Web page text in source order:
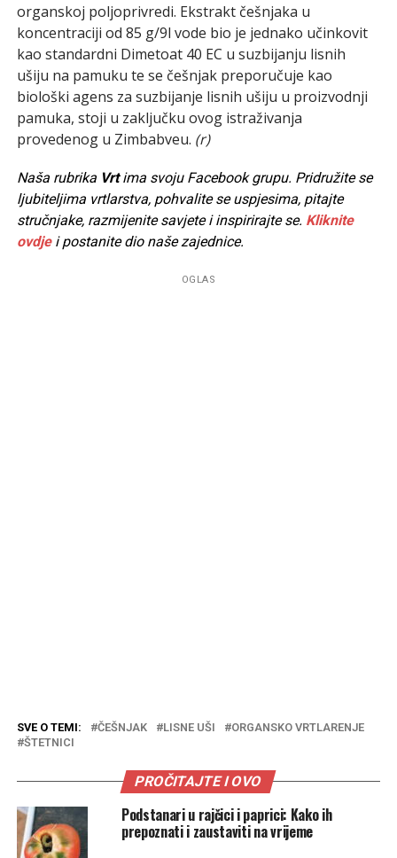
organskoj poljoprivredi. Ekstrakt češnjaka u
koncentraciji od 85 g/9l vode bio je jednako učinkovit
kao standardni Dimetoat 40 EC u suzbijanju lisnih
ušiju na pamuku te se češnjak preporučuje kao
biološki agens za suzbijanje lisnih ušiju u proizvodnji
pamuka, stoji u zaključku ovog istraživanja
provedenog u Zimbabveu. (r)
Naša rubrika Vrtima svoju Facebook grupu. Pridružite se
ljubiteljima vrtlarstva, pohvalite se uspjesima, pitajte
stručnjake, razmijenite savjete i inspirirajte se. Kliknite
ovdjei postanite dio naše zajednice.
OGLAS
SVE O TEMI: ČEŠNJAK LISNE UŠI
ORGANSKO VRTLARENJE
ŠTETNICI
PROČITAJTE I OVO
Podstanari u rajčici i paprici: Kako ih
prepoznati i zaustaviti na vrijeme